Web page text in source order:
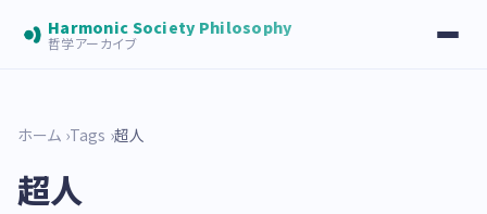
Harmonic Society Philosophy
哲学アーカイブ
ホーム Tags 超人
超人